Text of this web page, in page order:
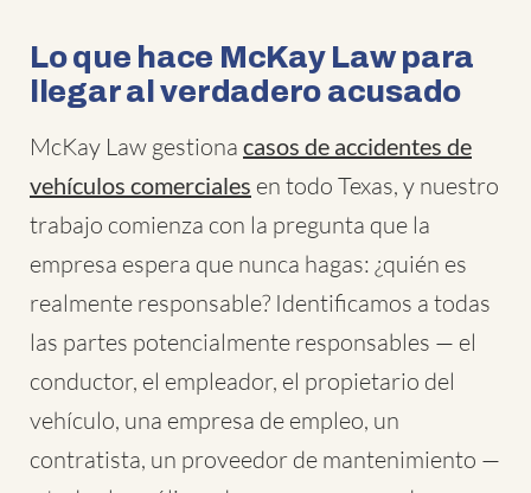
Lo que hace McKay Law para
llegar al verdadero acusado
McKay Law gestiona casos de accidentes de
vehículos comerciales en todo Texas, y nuestro
trabajo comienza con la pregunta que la
empresa espera que nunca hagas: ¿quién es
realmente responsable? Identificamos a todas
las partes potencialmente responsables — el
conductor, el empleador, el propietario del
vehículo, una empresa de empleo, un
contratista, un proveedor de mantenimiento —